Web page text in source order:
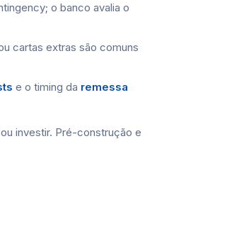
o banco avalia o
cartas extras são comuns
e o timing da remessa
investir. Pré-construção e